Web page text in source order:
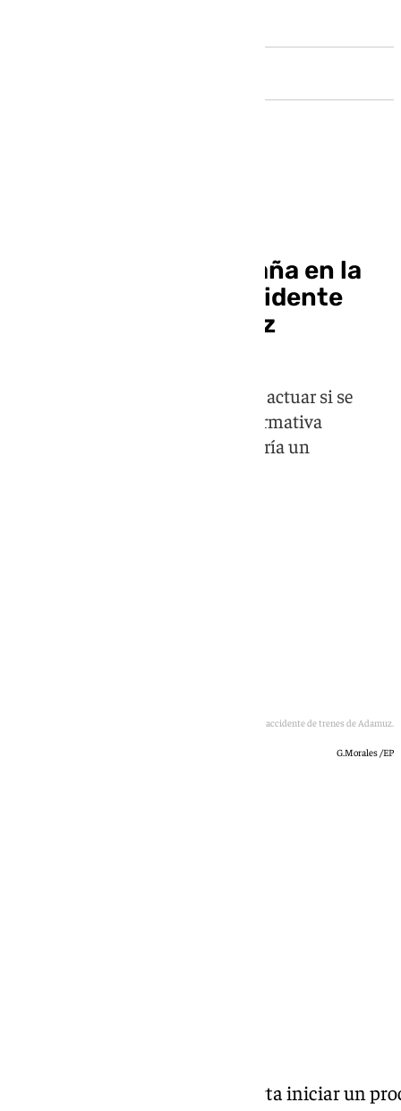
Bruselas vigila a España en la
investigación del accidente
ferroviario de Adamuz
La Comisión Europea no descarta actuar si se
acredita una vulneración de la normativa
comunitaria y defiende que iniciaría un
Punto de las vías donde tuvo lugar el accidente de trenes de Adamuz.
G.Morales /EP
La Comisión Europea no descarta iniciar un